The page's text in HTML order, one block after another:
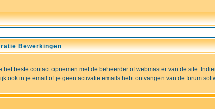
Bewerkingen
beste contact opnemen met de beheerder of webmaster van de site.
ook in je email of je geen activatie emails hebt ontvangen van de forum